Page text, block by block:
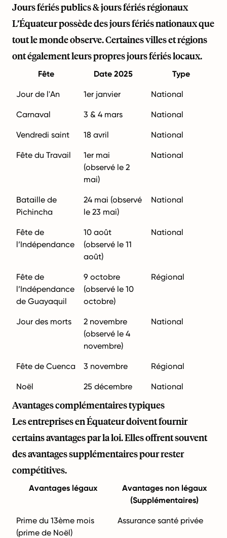
Jours fériés publics & jours fériés régionaux
L’Équateur possède des jours fériés nationaux que
tout le monde observe. Certaines villes et régions
ont également leurs propres jours fériés locaux.
Fête Date 2025 Type
Jour de l'An 1er janvier National
Carnaval 3 & 4 mars National
Vendredi saint 18 avril National
Fête du Travail
1er mai
(observé le 2
mai)
National
Bataille de
Pichincha
24 mai (observé
le 23 mai)
National
Fête de
l’Indépendance
10 août
(observé le 11
août)
National
Fête de
l’Indépendance
de Guayaquil
9 octobre
(observé le 10
octobre)
Régional
Jour des morts
2 novembre
(observé le 4
novembre)
National
Fête de Cuenca 3 novembre Régional
Noël 25 décembre National
Avantages complémentaires typiques
Les entreprises en Équateur doivent fournir
certains avantages par la loi. Elles offrent souvent
des avantages supplémentaires pour rester
compétitives.
Avantages légaux
Avantages non légaux
(Supplémentaires)
Prime du 13ème mois
(prime de Noël)
Assurance santé privée